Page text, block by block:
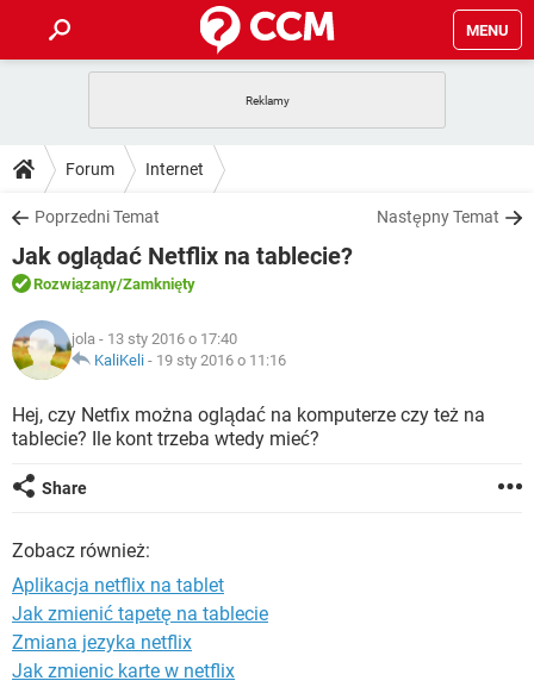
MENU
GRY
SPOTIFY
INSTAGRAM FACEBOOK
WINDOWS 10
PORADY
PlayStation
SPOTIFY
INSTAGRAM
WINDOWS 10
DO POBRANIA
ANDROID TIKTOK
GRY
IOS
INSTAGRAM
WINDOWS 10
FORUM
COVID-19
GRY WHATSAPP
INSTAGRAM FACEBOOK
WINDOWS 10
ARTYKUŁY
COVID-19
GRY WHATSAPP
INSTAGRAM
WINDOWS 10
Forum Internet
Poprzedni Temat Następny Temat
Jak oglądać Netflix na tablecie?
Rozwiązany/Zamknięty
jola - 13 sty 2016 o 17:40
KaliKeli - 19 sty 2016 o 11:16
Hej, czy Netfix można oglądać na komputerze czy też na
tablecie? Ile kont trzeba wtedy mieć?
Share
Zobacz również:
Aplikacja netflix na tablet
Jak zmienić tapetę na tablecie
Zmiana jezyka netflix
Jak zmienic karte w netflix